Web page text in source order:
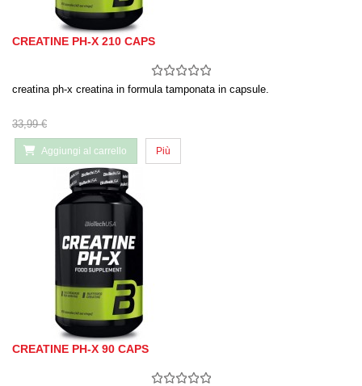
CREATINE PH-X 210 CAPS
creatina ph-x creatina in formula tamponata in capsule.
33,99 €
Aggiungi al carrello Più
CREATINE PH-X 90 CAPS